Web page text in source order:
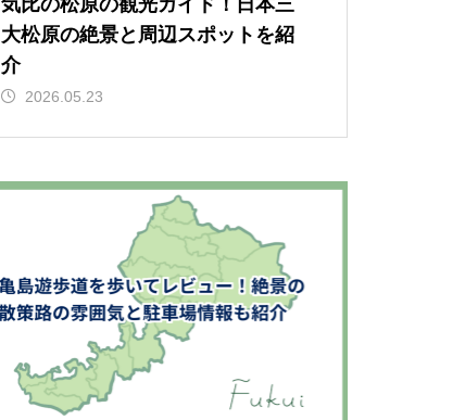
気比の松原の観光ガイド！日本三
大松原の絶景と周辺スポットを紹
介
2026.05.23